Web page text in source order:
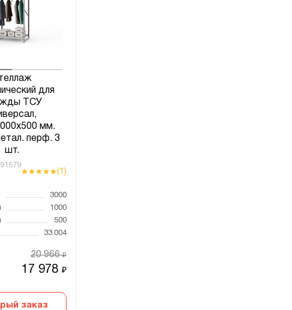
для
ТСУ
мм.
перф. 3
шт.
(1)
3000
1000
500
33.004
17 978 ₽
20 966₽
заказ